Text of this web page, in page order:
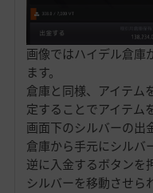
画像ではハイデル倉庫
ます。
倉庫と同様、アイテム
定することでアイテム
画面下のシルバーの出
倉庫から手元にシルバ
逆に入金するボタンを
シルバーを移動させら